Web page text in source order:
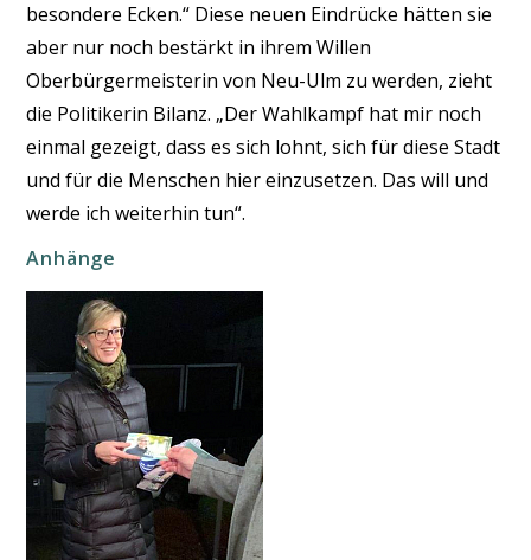
besondere Ecken.“ Diese neuen Eindrücke hätten sie
aber nur noch bestärkt in ihrem Willen
Oberbürgermeisterin von Neu-Ulm zu werden, zieht
die Politikerin Bilanz. „Der Wahlkampf hat mir noch
einmal gezeigt, dass es sich lohnt, sich für diese Stadt
und für die Menschen hier einzusetzen. Das will und
werde ich weiterhin tun“.
Anhänge